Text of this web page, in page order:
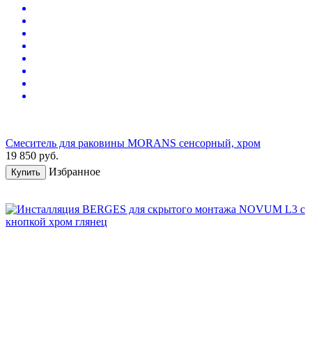
Смеситель для раковины MORANS сенсорный, хром
19 850 руб.
Купить Избранное